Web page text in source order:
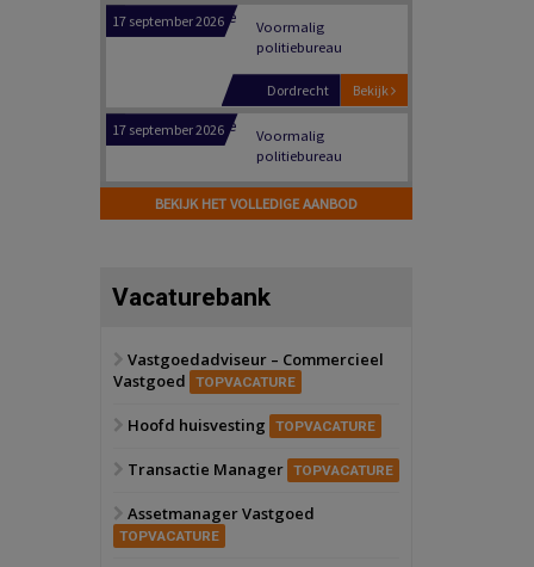
Dordrecht
17 september 2026
Voormalig
Hilversum
17 september 2026
Voormalig
Zwanenburg
6 oktober 2026 Transformatieobject
22 september 2026
BEKIJK HET VOLLEDIGE AANBOD
Vacaturebank
Vastgoedadviseur – Commercieel
Vastgoed
TOPVACATURE
Hoofd huisvesting TOPVACATURE
Transactie Manager TOPVACATURE
Assetmanager Vastgoed
TOPVACATURE